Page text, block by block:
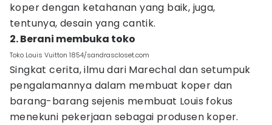
koper dengan ketahanan yang baik, juga,
tentunya, desain yang cantik.
2. Berani membuka toko
Toko Louis Vuitton 1854/sandrascloset.com
Singkat cerita, ilmu dari Marechal dan setumpuk
pengalamannya dalam membuat koper dan
barang-barang sejenis membuat Louis fokus
menekuni pekerjaan sebagai produsen koper.